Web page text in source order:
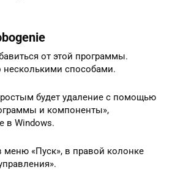
от этой программы.
способами.
будет удаление с помощью
и компоненты»,
в Windows.
меню «Пуск», в правой колонке